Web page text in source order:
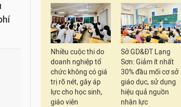
Nhiều cuộc thi do
doanh nghiệp tổ
chức không có giá
trị rõ nét, gây áp
lực cho học sinh,
giáo viên
Sở GD&ĐT Lạng
Sơn: Giảm ít nhất
30% đầu mối cơ sở
giáo dục, sử dụng
hiệu quả nguồn
nhân lực